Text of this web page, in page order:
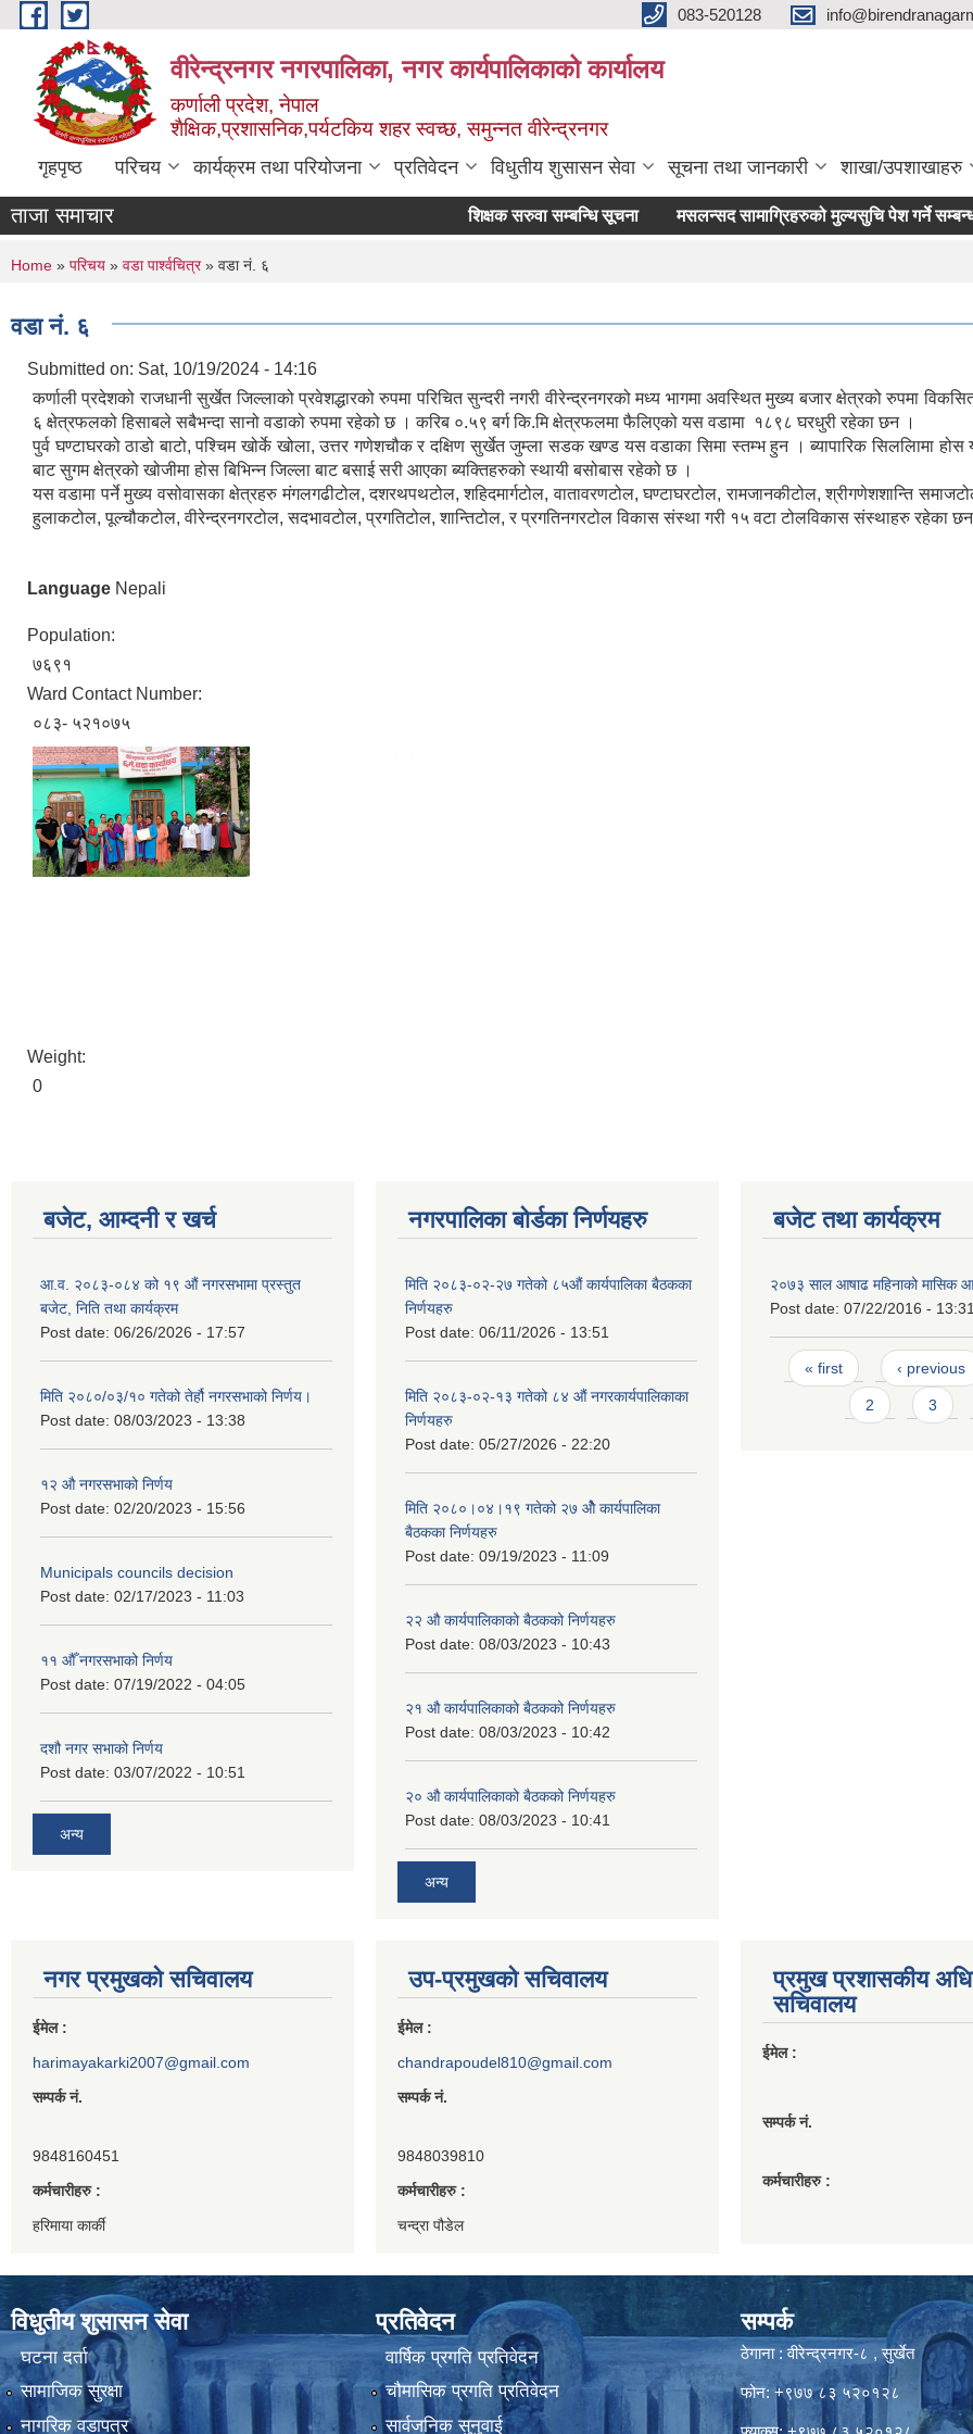
Skip to main content 083-520128
वीरेन्द्रनगर नगरपालिका, नगर कार्यपालिकाको कार्यालय
कर्णाली प्रदेश, नेपाल
शैक्षिक,प्रशासनिक,पर्यटकिय शहर स्वच्छ, समुन्नत वीरेन्द्रनगर
गृहपृष्ठ परिचय कार्यक्रम तथा परियोजना प्रतिवेदन विधुतीय शुसासन सेवा सूचना तथा जानकारी शाखा/उपशाखाहरु
ताजा समाचार शिक्षक सरुवा सम्बन्धि सूचना मसलन्सद सामाग्रिहरुको मुल्यसुचि पेश गर्ने सम्बन्धमा ।
You are here
Home » परिचय » वडा पार्श्वचित्र» वडा नं. ६
वडा नं. ६
Submitted on: Sat, 10/19/2024 - 14:16
कर्णाली प्रदेशको राजधानी सुर्खेत जिल्लाको प्रवेशद्धारको रुपमा परिचित सुन्दरी नगरी वीरेन्द्रनगरको मध्य भागमा अवस्थित मुख्य बजार क्षेत्रको रुपमा
६ क्षेत्रफलको हिसाबले सबैभन्दा सानो वडाको रुपमा रहेको छ । करिब ०.५९ बर्ग कि.मि क्षेत्रफलमा फैलिएको यस वडामा १८९८ घरधुरी रहेका छन ।
पुर्व घण्टाघरको ठाडो बाटो, पश्चिम खोर्के खोला, उत्तर गणेशचौक र दक्षिण सुर्खेत जुम्ला सडक खण्ड यस वडाका सिमा स्तम्भ हुन । ब्यापारिक सिललिामा होस
बाट सुगम क्षेत्रको खोजीमा होस बिभिन्न जिल्ला बाट बसाई सरी आएका ब्यक्तिहरुको स्थायी बसोबास रहेको छ ।
यस वडामा पर्ने मुख्य वसोवासका क्षेत्रहरु मंगलगढीटोल, दशरथपथटोल, शहिदमार्गटोल, वातावरणटोल, घण्टाघरटोल, रामजानकीटोल, श्रीगणेशशान्ति
हुलाकटोल, पूल्चौकटोल, वीरेन्द्रनगरटोल, सदभावटोल, प्रगतिटोल, शान्तिटोल, र प्रगतिनगरटोल विकास संस्था गरी १५ वटा टोलविकास संस्थाहरु रहेका
Language Nepali
Population:
७६९१
Ward Contact Number:
०८३- ५२१०७५
Weight:
0
बजेट, आम्दनी र खर्च
आ.व. २०८३-०८४ को १९ औं नगरसभामा प्रस्तुत
बजेट, निति तथा कार्यक्रम
Post date: 06/26/2026 - 17:57
मिति २०८०/०३/१० गतेको तेर्हौ नगरसभाको निर्णय।
Post date: 08/03/2023 - 13:38
१२ औ नगरसभाको निर्णय
Post date: 02/20/2023 - 15:56
Municipals councils decision
Post date: 02/17/2023 - 11:03
११ ‌औँ नगरसभाको निर्णय
Post date: 07/19/2022 - 04:05
दशौ नगर सभाको निर्णय
Post date: 03/07/2022 - 10:51
अन्य
नगरपालिका बोर्डका निर्णयहरु
मिति २०८३-०२-२७ गतेको ८५औं कार्यपालिका बैठकका
निर्णयहरु
Post date: 06/11/2026 - 13:51
मिति २०८३-०२-१३ गतेको ८४ औं नगरकार्यपालिकाका
निर्णयहरु
Post date: 05/27/2026 - 22:20
मिति २०८०।०४।१९ गतेको २७ ‌‍‌ओेै कार्यपालिका
बैठकका निर्णयहरु
Post date: 09/19/2023 - 11:09
२‍२ औ कार्यपालिकाको बैठकको निर्णयहरु
Post date: 08/03/2023 - 10:43
२‍१ औ कार्यपालिकाको बैठकको निर्णयहरु
Post date: 08/03/2023 - 10:42
२‍० औ कार्यपालिकाको बैठकको निर्णयहरु
Post date: 08/03/2023 - 10:41
अन्य
बजेट तथा कार्यक्रम
२०७३ साल आषाढ महिनाको मासिक
Post date: 07/22/2016 - 13:31
Pages
« first ‹ previous
2 3
नगर प्रमुखको सचिवालय
ईमेल :
harimayakarki2007@gmail.com
सम्पर्क नं.
9848160451
कर्मचारीहरु :
हरिमाया कार्की
उप-प्रमुखको सचिवालय
ईमेल :
chandrapoudel810@gmail.com
सम्पर्क नं.
9848039810
कर्मचारीहरु :
चन्द्रा पौडेल
प्रमुख प्रशासकीय
सचिवालय
ईमेल :
सम्पर्क नं.
कर्मचारीहरु :
विधुतीय शुसासन सेवा
घटना दर्ता
सामाजिक सुरक्षा
नागरिक वडापत्र
प्रतिवेदन
वार्षिक प्रगति प्रतिवेदन
चौमासिक प्रगति प्रतिवेदन
सार्वजनिक सुनुवाई
सम्पर्क
ठेगाना : वीरेन्द्रनगर-८ , सुर्खेत
फोन: +९७७ ८३ ५२०१२८